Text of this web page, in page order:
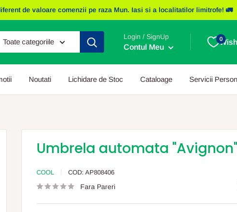
de valoare comenzii pe raza Mun. Iasi si a localitatilor limitrofe! 🚛
Toate categoriile
Login / SignUp
Contul Meu
0
Noutati Lichidare de Stoc Cataloage Servicii
Umbrela automata "Avignon"
COOL COD: AP808406
Fara Pareri